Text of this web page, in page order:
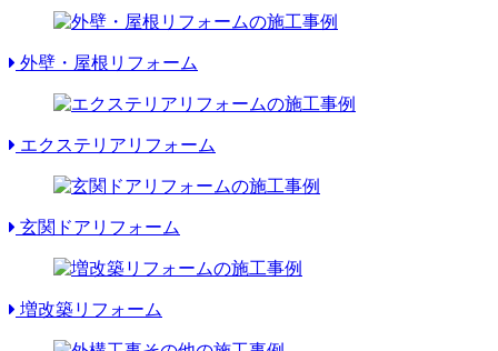
外壁・屋根リフォーム
エクステリアリフォーム
玄関ドアリフォーム
増改築リフォーム